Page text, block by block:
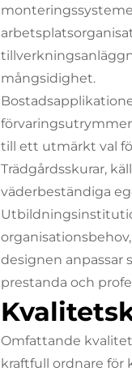
mångsidighet.
till ett utmärkt val
Trädgårdsskurar,
väderbeständiga
designen anpassar
prestanda och
Omfattande
kraftfull ordnare för